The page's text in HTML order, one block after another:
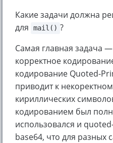
Какие задачи должна
для
mail() ?
Самая главная задача
корректное
кодирование Quoted-
приводит к
кириллических
кодированием был
использовался и
base64, что для разных